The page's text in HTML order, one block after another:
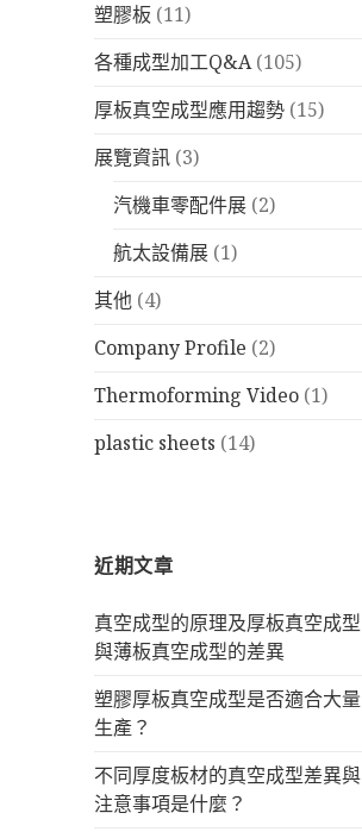
塑膠板 (11)
各種成型加工Q&A(105)
厚板真空成型應用趨勢 (15)
展覽資訊 (3)
汽機車零配件展 (2)
航太設備展 (1)
其他 (4)
Company Profile (2)
Thermoforming Video (1)
plastic sheets (14)
近期文章
真空成型的原理及厚板真空成型
與薄板真空成型的差異
塑膠厚板真空成型是否適合大量
生產？
不同厚度板材的真空成型差異與
注意事項是什麼？